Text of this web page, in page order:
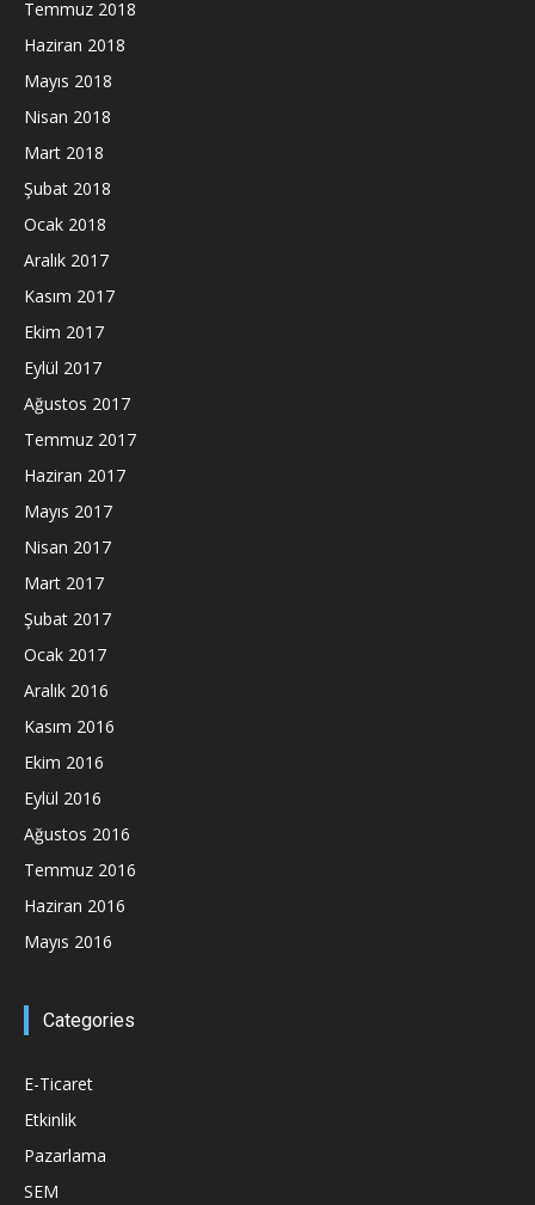
Temmuz 2018
Haziran 2018
Mayıs 2018
Nisan 2018
Mart 2018
Şubat 2018
Ocak 2018
Aralık 2017
Kasım 2017
Ekim 2017
Eylül 2017
Ağustos 2017
Temmuz 2017
Haziran 2017
Mayıs 2017
Nisan 2017
Mart 2017
Şubat 2017
Ocak 2017
Aralık 2016
Kasım 2016
Ekim 2016
Eylül 2016
Ağustos 2016
Temmuz 2016
Haziran 2016
Mayıs 2016
Categories
E-Ticaret
Etkinlik
Pazarlama
SEM